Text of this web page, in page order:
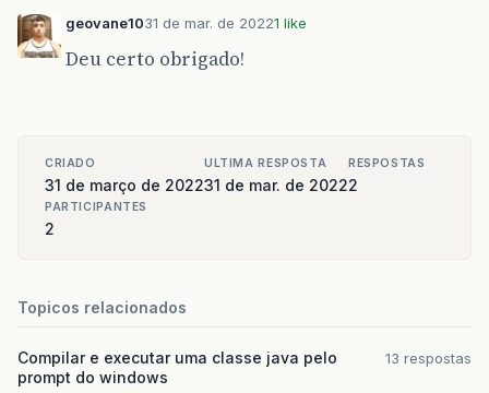
geovane1031 de mar. de 20221 like
Deu certo obrigado!
CRIADO
31 de março de 2022
ULTIMA RESPOSTA
31 de mar. de 2022
RESPOSTAS
2
PARTICIPANTES
2
Topicos relacionados
Compilar e executar uma classe java pelo
prompt do windows
13 respostas